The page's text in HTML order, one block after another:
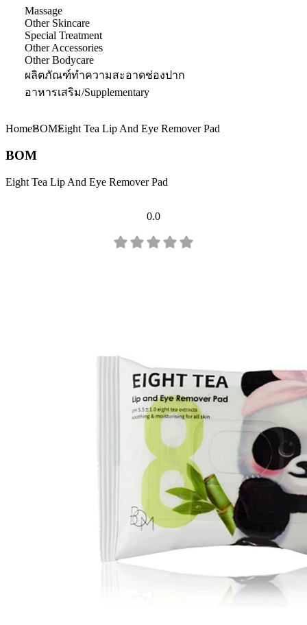
Massage
Other Skincare
Special Treatment
Other Accessories
Other Bodycare
ผลิตภัณฑ์ทำความสะอาดช่องปาก
อาหารเสริม/Supplementary
HomeBOMEight Tea Lip And Eye Remover Pad
BOM
Eight Tea Lip And Eye Remover Pad
0.0